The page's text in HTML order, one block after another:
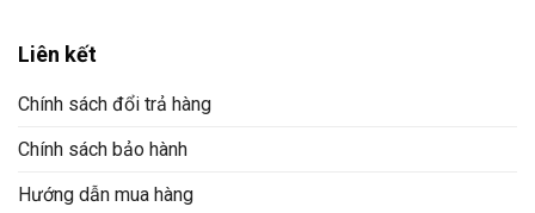
Liên kết
Chính sách đổi trả hàng
Chính sách bảo hành
Hướng dẫn mua hàng